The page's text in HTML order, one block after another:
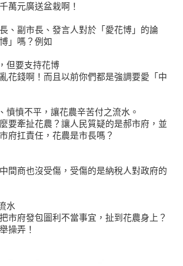
萬元廣送盆栽啊！
、副市長、發言人對於「愛花博」的論
」嗎？例如
但要支持花博
花錢啊！而且以前你們都是強調要愛「中
憤憤不平，讓花農辛苦付之流水。
要牽扯花農？讓人民質疑的是郝市府，並
府扛責任，花農是市長嗎？
間商也沒受傷，受傷的是納稅人對政府的
水
市府發包圖利不當事宜，扯到花農身上？
操弄！